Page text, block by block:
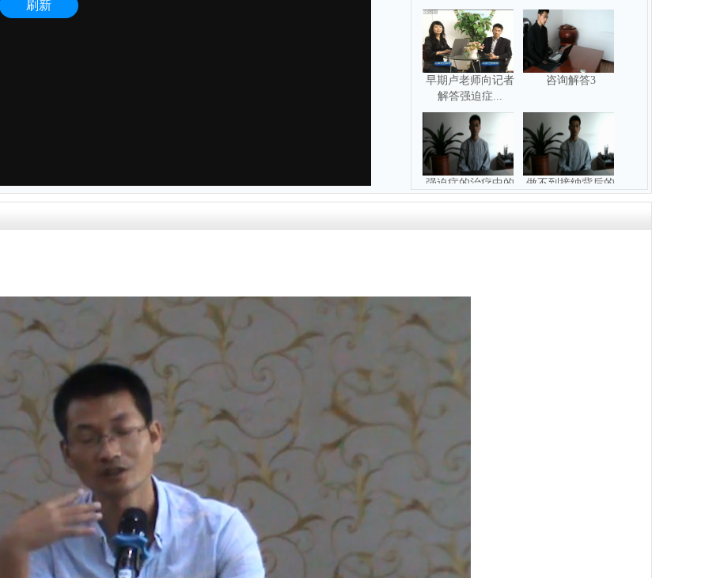
早期卢老师向记者
解答强迫症...
咨询解答3
强迫症的治疗中的
障碍
做不到接纳背后的
陷阱
你没有病